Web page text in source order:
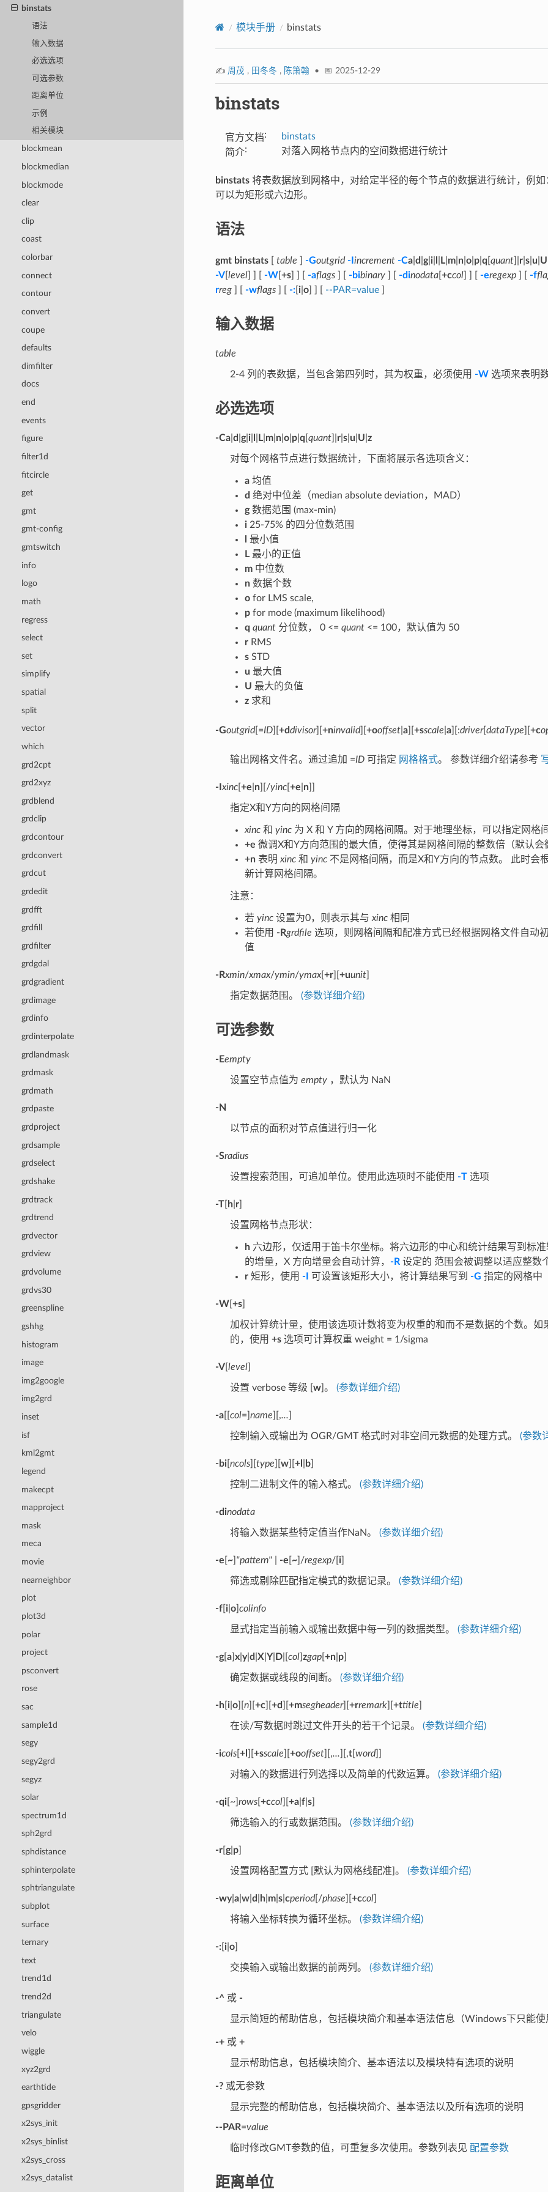
binstats
语法
输入数据
必选选项
可选参数
距离单位
示例
相关模块
blockmean
blockmedian
blockmode
clear
clip
coast
colorbar
connect
contour
convert
coupe
defaults
dimfilter
docs
end
events
figure
filter1d
fitcircle
get
gmt
gmt-config
gmtswitch
info
logo
math
regress
select
set
simplify
spatial
split
vector
which
grd2cpt
grd2xyz
grdblend
grdclip
grdcontour
grdconvert
grdcut
grdedit
grdfft
grdfill
grdfilter
grdgdal
grdgradient
grdimage
grdinfo
grdinterpolate
grdlandmask
grdmask
grdmath
grdpaste
grdproject
grdsample
grdselect
grdshake
grdtrack
grdtrend
grdvector
grdview
grdvolume
grdvs30
greenspline
gshhg
histogram
image
img2google
img2grd
inset
isf
kml2gmt
legend
makecpt
mapproject
mask
meca
movie
nearneighbor
plot
plot3d
polar
project
psconvert
rose
sac
sample1d
segy
segy2grd
segyz
solar
spectrum1d
sph2grd
sphdistance
sphinterpolate
sphtriangulate
subplot
surface
ternary
text
trend1d
trend2d
triangulate
velo
wiggle
xyz2grd
earthtide
gpsgridder
x2sys_init
x2sys_binlist
x2sys_cross
x2sys_datalist
模块手册 binstats
✍️ 周茂 , 田冬冬 , 陈箫翰 • 📅 2025-12-29
binstats
官方文档:
binstats
简介: 对落入网格节点内的空间数据进行统计
binstats将表数据放到网格中，对给定半径的每个节点的数据进行统计，例
可以为矩形或六边形。
语法
gmt binstats[ table -Goutgrid -I increment -Ca| d g|i| L| m| n| o| p| q quant]| r| s| u U
-V[ level] ] [ -W[ +s] ] [ -aflags] [ -bibinary] [ -dinodata[ +ccol] ] [ -eregexp] [ -f
rreg] [ -wflags] [ -:[ i| o] ] [ --PAR=value]
输入数据
table
2-4 列的表数据，当包含第四列时，其为权重，必须使用 -W选项来表明
必选选项
-Ca| d g|i| L| m| n| o| p| q quant]| r| s| u U z
对每个网格节点进行数据统计，下面将展示各选项含义：
a均值
d 绝对中位差（median absolute deviation，MAD）
g数据范围 (max-min)
i25-75% 的四分位数范围
最小值
L最小的正值
m中位数
n数据个数
ofor LMS scale,
pfor mode (maximum likelihood)
q quant分位数， 0 <= quant<= 100，默认值为 50
rRMS
sSTD
u 最大值
U 最大的负值
z求和
-Goutgrid[=ID][ +ddivisor][ +ninvalid][ +ooffset| a][ +sscale a][:driver[ dataType +c
输出网格文件名。通过追加 =ID可指定 网格格式。 参数详细介绍请参考
-Ixinc[ +e n][/yinc[ +e n]]
指定X和Y方向的网格间隔
xinc和 yinc为 X 和 Y 方向的网格间隔。对于地理坐标，可以指定网格
+e 微调X和Y方向范围的最大值，使得其是网格间隔的整数倍（默认会
+n表明xinc和 yinc不是网格间隔，而是X和Y方向的节点数。 此时会
新计算网格间隔。
注意：
若 yinc设置为0，则表示其与xinc相同
若使用 -Rgrdfile 选项，则网格间隔和配准方式已经根据网格文件自动
值
-Rxmin/xmax/ymin/ymax[ +r][ +uunit]
指定数据范围。 (参数详细介绍)
可选参数
-Eempty
设置空节点值为 empty，默认为 NaN
-N
以节点的面积对节点值进行归一化
-Sradius
设置搜索范围，可追加单位。使用此选项时不能使用 -T选项
-T[ h| r]
设置网格节点形状：
h六边形，仅适用于笛卡尔坐标。将六边形的中心和统计结果写到标
的增量，X 方向增量会自动计算， -R设定的 范围会被调整以适应整数
r矩形，使用 -I 可设置该矩形大小，将计算结果写到 -G 指定的网格中
-W[ +s]
加权计算统计量，使用该选项计数将变为权重的和而不是数据的个数。如
的，使用 +s选项可计算权重 weight = 1/sigma
-V[ level]
设置 verbose 等级 [ w]。 (参数详细介绍)
-a[[ col=] name ][,...
控制输入或输出为 OGR/GMT 格式时对非空间元数据的处理方式。 (参数
-bi[ ncols][ type w][ +l b]
控制二进制文件的输入格式。 (参数详细介绍)
-dinodata
将输入数据某些特定值当作NaN。 (参数详细介绍)
-e ~] "pattern"| -e ~]/regexp/[ i]
筛选或剔除匹配指定模式的数据记录。 (参数详细介绍)
-f[ i| o] colinfo
显式指定当前输入或输出数据中每一列的数据类型。 (参数详细介绍)
-g[ a] x| y|d X| Y| D|[ col] zgap[ +n| p]
确定数据或线段的间断。 (参数详细介绍)
-h[ i| o][ n][ +c][ +d +msegheader][ +rremark][ +ttitle
在读/写数据时跳过文件开头的若干个记录。 (参数详细介绍)
-icols[ +l +sscale +ooffset][,... ][,t[ word]]
对输入的数据进行列选择以及简单的代数运算。 (参数详细介绍)
-qi[~] rows[ +ccol][ +a| f| s]
筛选输入的行或数据范围。 (参数详细介绍)
-r[ g| p]
设置网格配置方式 [默认为网格线配准]。 (参数详细介绍)
-wy|a| w| d h| m| s| cperiod[/phase +ccol]
将输入坐标转换为循环坐标。 (参数详细介绍)
-:[ i| o]
交换输入或输出数据的前两列。 (参数详细介绍)
-^或 -
显示简短的帮助信息，包括模块简介和基本语法信息（Windows下只能使
-+或 +
显示帮助信息，包括模块简介、基本语法以及模块特有选项的说明
-?或无参数
显示完整的帮助信息，包括模块简介、基本语法以及所有选项的说明
--PAR=value
临时修改GMT参数的值，可重复多次使用。参数列表见 配置参数
距离单位